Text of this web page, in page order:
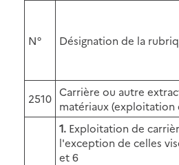
N° Désignation de la
2510 Carrière ou autre
matériaux (exploitation
1. Exploitation de
l'exception de celles
et 6